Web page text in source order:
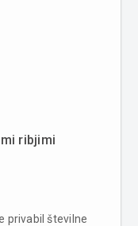
ribjimi
privabil številne